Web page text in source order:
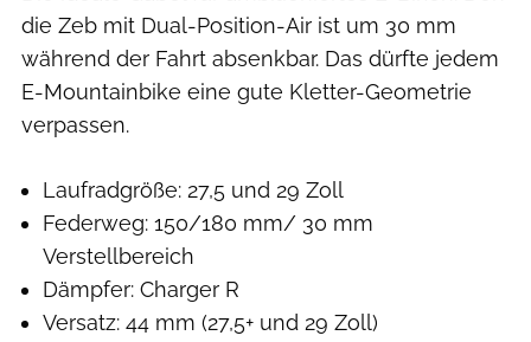
die Zeb mit Dual-Position-Air ist um 30 mm
während der Fahrt absenkbar. Das dürfte jedem
E-Mountainbike eine gute Kletter-Geometrie
verpassen.
Laufradgröße: 27,5 und 29 Zoll
Federweg: 150/180 mm/ 30 mm
Verstellbereich
Dämpfer: Charger R
Versatz: 44 mm (27,5+ und 29 Zoll)